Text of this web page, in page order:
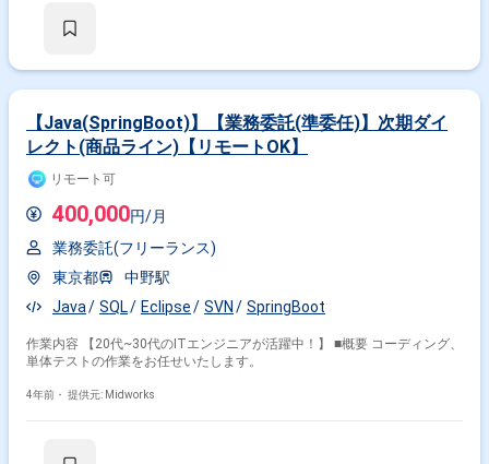
【Java(SpringBoot)】【業務委託(準委任)】次期ダイ
レクト(商品ライン)【リモートOK】
リモート可
400,000円/月
業務委託(フリーランス)
東京都
中野駅
Java
SQL Eclipse SVN SpringBoot
作業内容 【20代~30代のITエンジニアが活躍中！】 ■概要 コーディング、
単体テストの作業をお任せいたします。
4年前・ 提供元: Midworks